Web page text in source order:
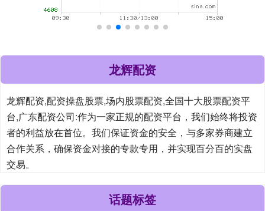
龙辉配资
龙辉配资,配资操盘股票,场内股票配资,全国十大股票配资平
台,广东配资公司:作为一家正规的配资平台，我们始终将投资
者的利益放在首位。我们保证资金的安全，与多家券商建立
合作关系，确保资金对接的专款专用，并实现百分百的实盘
交易。
话题标签